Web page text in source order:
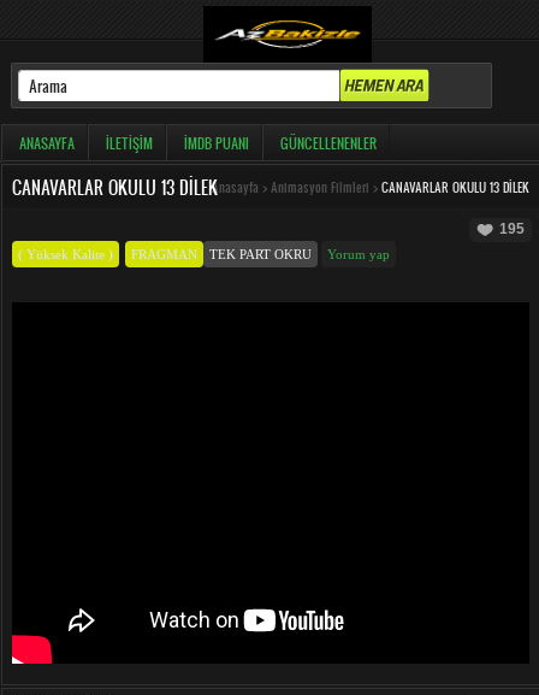
ANASAYFA İLETIŞIM İMDB PUANI GÜNCELLENENLER
CANAVARLAR OKULU 13 DILEKAnasayfa > Animasyon Filmleri > CANAVARLAR OKULU 13 DILEK
195
( Yüksek Kalite ) FRAGMAN TEK PART OKRU Yorum yap